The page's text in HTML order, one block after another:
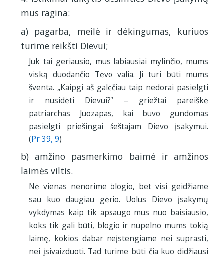
mus ragina:
a) pagarba, meilė ir dėkingumas, kuriuos
turime reikšti Dievui;
Juk tai geriausio, mus labiausiai mylinčio, mums
viską duodančio Tėvo valia. Ji turi būti mums
šventa. „Kaipgi aš galėčiau taip nedorai pasielgti
ir nusidėti Dievui?“ – griežtai pareiškė
patriarchas Juozapas, kai buvo gundomas
pasielgti priešingai šeštajam Dievo įsakymui.
(Pr 39, 9)
b) amžino pasmerkimo baimė ir amžinos
laimės viltis.
Nė vienas nenorime blogio, bet visi geidžiame
sau kuo daugiau gėrio. Uolus Dievo įsakymų
vykdymas kaip tik apsaugo mus nuo baisiausio,
koks tik gali būti, blogio ir nupelno mums tokią
laimę, kokios dabar neįstengiame nei suprasti,
nei įsivaizduoti. Tad turime būti čia kuo didžiausi